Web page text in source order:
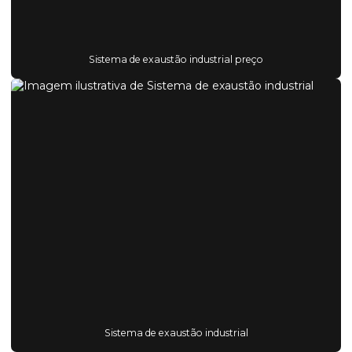
Sistema de exaustão industrial preço
Sistema de exaustão industrial